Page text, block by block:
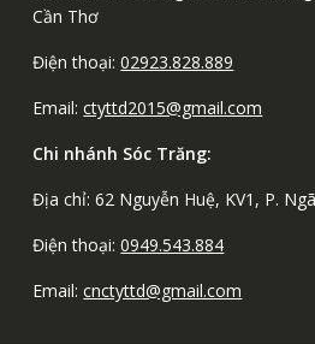
Cần Thơ
Điện thoại:02923.828.889
Email:ctyttd2015@gmail.com
Chi nhánh Sóc Trăng:
Địa chỉ: 62 Nguyễn Huệ, KV1, P.
Điện thoại:0949.543.884
Email:cnctyttd@gmail.com